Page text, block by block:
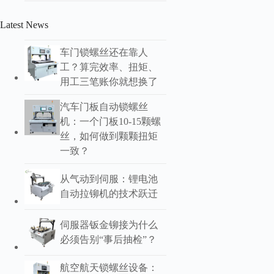
Latest News
车门锁螺丝还在靠人
工？算完效率、扭矩、
用工三笔账你就想换了
汽车门板自动锁螺丝
机：一个门板10-15颗螺
丝，如何做到颗颗扭矩
一致？
从气动到伺服：锂电池
自动拉铆机的技术跃迁
伺服器钣金铆接为什么
必须告别“事后抽检”？
航空航天锁螺丝设备：